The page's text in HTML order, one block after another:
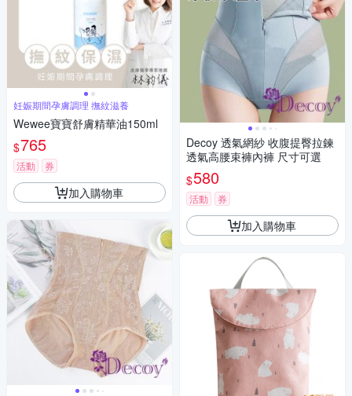
妊娠期間孕膚調理 撫紋滋養
Wewee寶寶舒膚精華油150ml
$765
活動 券
加入購物車
Decoy 透氣網紗 收腹提臀拉鍊
透氣高腰束褲內褲 尺寸可選
$580
活動 券
加入購物車